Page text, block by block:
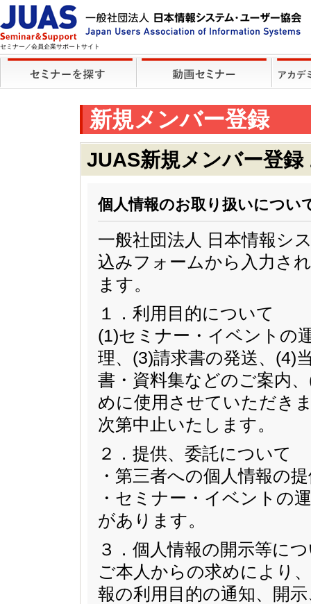
セミナー／会員企業サポートサイト
新規メンバー登録
JUAS新規メンバー登
個人情報のお取り扱いについ
一般社団法人 日本情報シ
込みフォームから入力さ
ます。
１．利用目的について
(1)セミナー・イベントの
理、(3)請求書の発送、(4)
書・資料集などのご案内
めに使用させていただき
次第中止いたします。
２．提供、委託について
・第三者への個人情報の
・セミナー・イベントの
があります。
３．個人情報の開示等に
ご本人からの求めにより
報の利用目的の通知、開